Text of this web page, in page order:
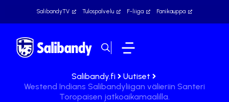
SalibandyTV Tulospalvelu F-liiga Fanikauppa
Salibandy.fi
Uutiset
Westend Indians Salibandyliigan välieriin Santeri
Toropaisen jatkoaikamaalilla.